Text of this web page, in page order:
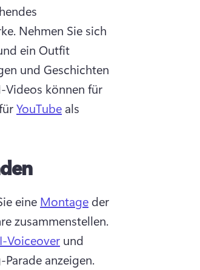
Nehmen Sie sich
ein Outfit
und Geschichten
Videos können für
YouTube als
eine Montage der
Voiceover und